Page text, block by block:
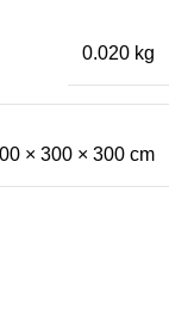
0.020 kg
× 300 × 300 cm